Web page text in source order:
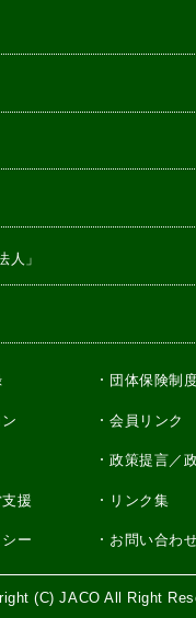
人」
団体保険制
会員リンク
政策提言／
援 リンク集
ー お問い合わ
(C) JACO All Right